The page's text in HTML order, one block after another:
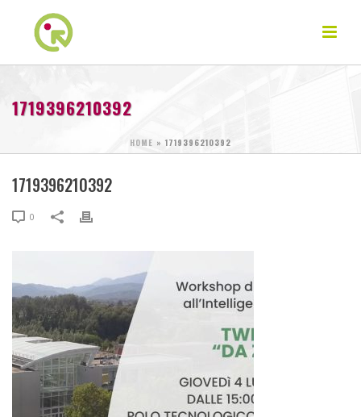
1719396210392
HOME » 1719396210392
1719396210392
0